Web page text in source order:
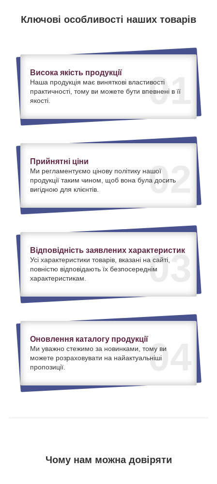
Ключові особливості наших товарів
01
Висока якість продукції
Наша продукція має виняткові властивості
практичності, тому ви можете бути впевнені в її
якості.
02
Прийнятні ціни
Ми регламентуємо цінову політику нашої
продукції таким чином, щоб вона була досить
вигідною для клієнтів.
03
Відповідність заявлених характеристик
Усі характеристики товарів, вказані на сайті,
повністю відповідають їх безпосереднім
характеристикам.
04
Оновлення каталогу продукції
Ми уважно стежимо за новинками, тому ви
можете розраховувати на найактуальніші
пропозиції.
Чому нам можна довіряти